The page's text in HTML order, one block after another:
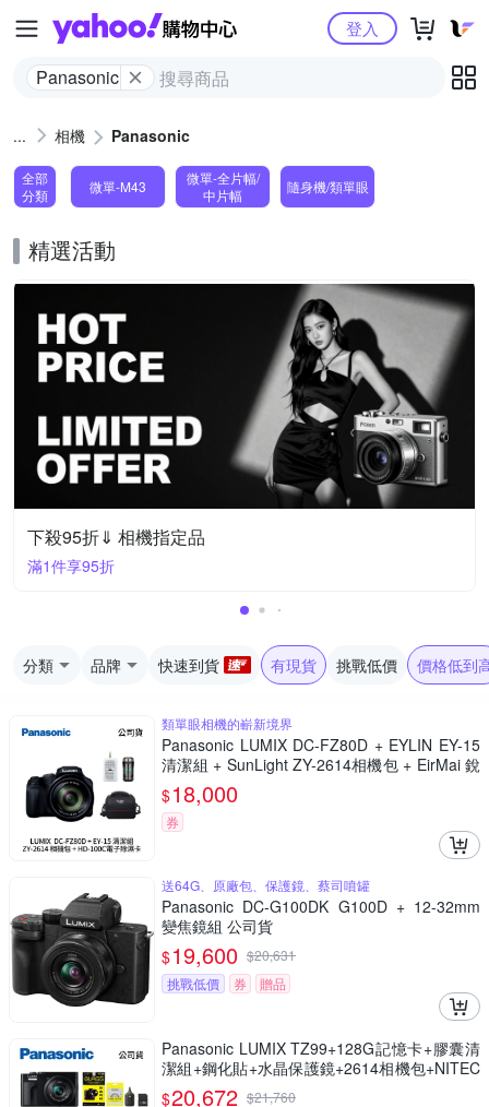
Yahoo購物中心
Panasonic
登入
相機 Panasonic
全部
分類
微單-M43
微單-全片幅/
中片幅
隨身機/類單眼
精選活動
下殺95折⇓ 相機指定品
滿1件享95折
分類 品牌 快速到貨 有現貨 挑戰低價 價格低到
類單眼相機的嶄新境界
Panasonic LUMIX DC-FZ80D + EYLIN EY-15
清潔組 + SunLight ZY-2614相機包 + EirMai 銳
瑪 HD-100C電子除濕卡 FZ80D (公司貨)
$18,000
券
送64G、原廠包、保護鏡、蔡司噴罐
Panasonic DC-G100DK G100D + 12-32mm
變焦鏡組 公司貨
$19,600 $20,631
挑戰低價
券 贈品
Panasonic LUMIX TZ99+128G記憶卡+膠囊清
潔組+鋼化貼+水晶保護鏡+2614相機包+NITEC
ORE BB nano 迷你電動氣吹(公司貨)
$20,672 $21,760